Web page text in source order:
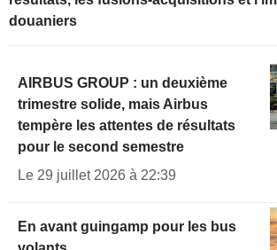
douaniers
AIRBUS GROUP : un deuxième
trimestre solide, mais Airbus
tempère les attentes de résultats
pour le second semestre
Le 29 juillet 2026 à 22:39
En avant guingamp pour les bus